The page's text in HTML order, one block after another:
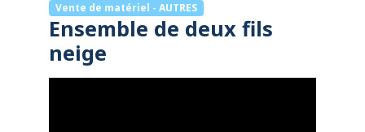
Vente de matériel - AUTRES
Ensemble de deux fils
neige